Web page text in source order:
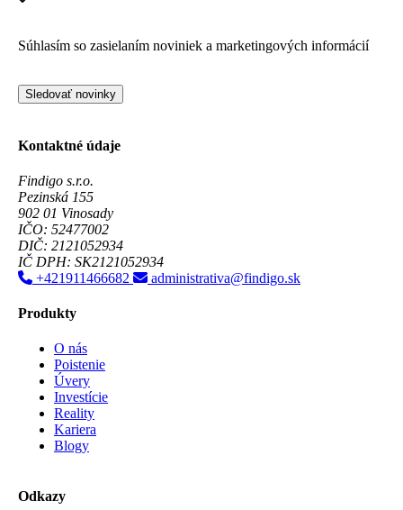
Súhlasím so zasielaním noviniek a marketingových informácií
Sledovať novinky
Kontaktné údaje
Findigo s.r.o.
Pezinská 155
902 01 Vinosady
IČO: 52477002
DIČ: 2121052934
IČ DPH: SK2121052934
+421911466682
administrativa@findigo.sk
Produkty
O nás
Poistenie
Úvery
Investície
Reality
Kariera
Blogy
Odkazy